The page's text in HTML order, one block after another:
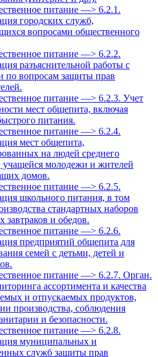
питание —> 6.2.1.
городских служб,
вопросами общественного
питание —> 6.2.2.
разъяснительной работы с
по вопросам защиты прав
питание —> 6.2.3. Учет
мест общепита, включая
питания.
питание —> 6.2.4.
мест общепита,
на людей среднего
учащейся молодежи и жителей
домов.
питание —> 6.2.5.
школьного питания, в том
стандартных наборов
завтраков и обедов.
питание —> 6.2.6.
предприятий общепита для
семей с детьми, детей и
питание —> 6.2.7. Орган.
ассортимента и качества
и отпускаемых продуктов,
производства, соблюдения
и безопасности.
питание —> 6.2.8.
муниципальных и
служб зашиты прав